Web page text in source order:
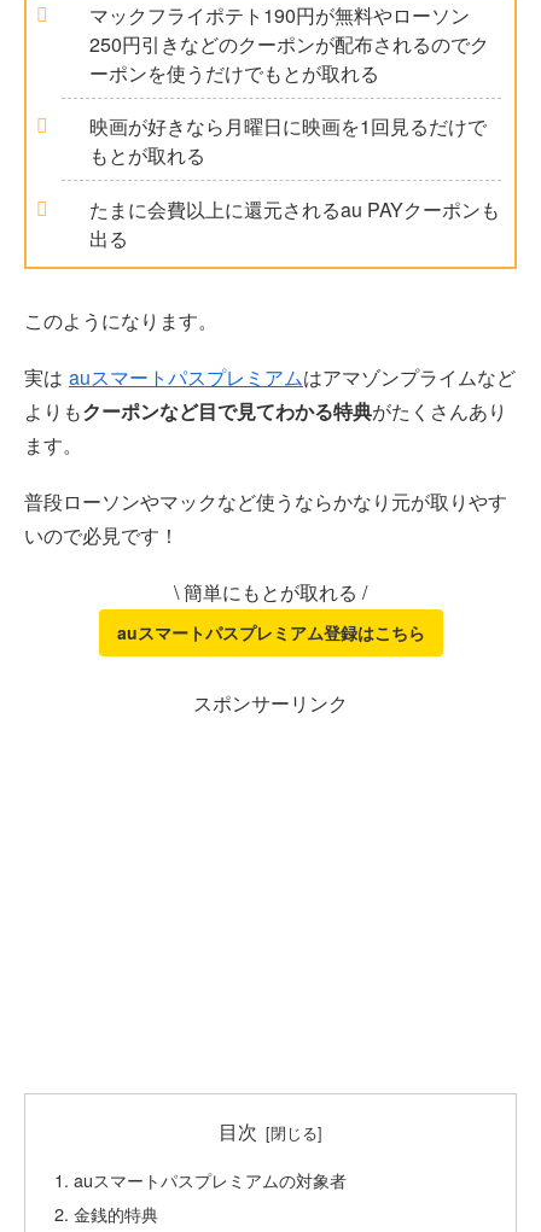
マックフライポテト190円が無料やローソン
250円引きなどのクーポンが配布されるのでク
ーポンを使うだけでもとが取れる
映画が好きなら月曜日に映画を1回見るだけで
もとが取れる
たまに会費以上に還元されるau PAYクーポンも
出る
このようになります。
実は auスマートパスプレミアムはアマゾンプライムなど
よりもクーポンなど目で見てわかる特典がたくさんあり
ます。
普段ローソンやマックなど使うならかなり元が取りやす
いので必見です！
\ 簡単にもとが取れる /
auスマートパスプレミアム登録はこちら
スポンサーリンク
目次
auスマートパスプレミアムの対象者
金銭的特典